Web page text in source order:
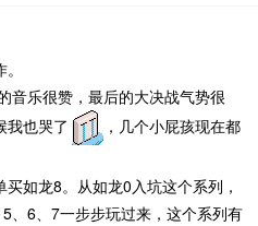
音乐很赞，最后的大决战气势很
我也哭了
，几个小屁孩现在都
如龙8。从如龙0入坑这个系列，
、6、7一步步玩过来，这个系列有